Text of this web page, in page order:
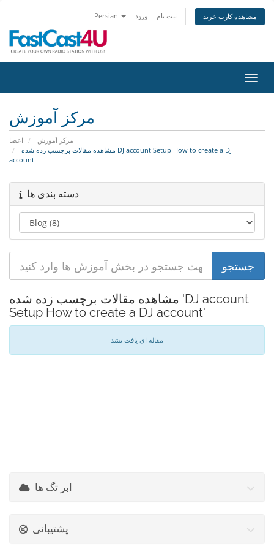
Persian ورود ثبت نام مشاهده کارت خرید
مرکز آموزش
اعضا
مرکز آموزش
account
دسته بندی ها
مشاهده مقالات برچسب زده شده 'DJ account
Setup How to create a DJ account'
مقاله ای یافت نشد
ابر تگ ها
پشتیبانی